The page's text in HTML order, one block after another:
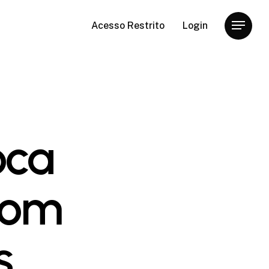
Acesso Restrito Login Menu